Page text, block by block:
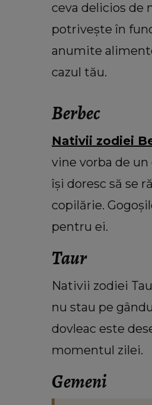
ceva delicios de
potrivește în
anumite
cazul tău.
Berbec
Nativii zodiei
vine vorba de
își doresc să se
copilărie.
pentru ei.
Taur
Nativii zodiei
nu stau pe
dovleac este
momentul zilei.
Gemeni
Cu câți
cumpere